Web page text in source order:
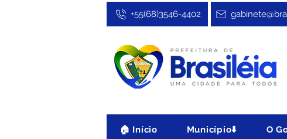
+55(68)3546-4402
🏠 Início Município⬇️ O